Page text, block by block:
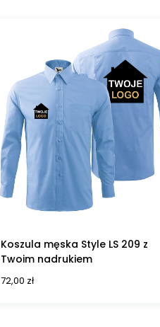
Koszula męska Style LS 209 z
Twoim nadrukiem
72,00 zł